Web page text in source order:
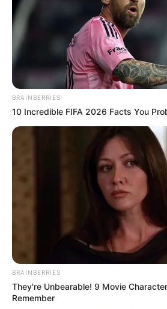
BRAINBERRIES
10 Incredible FIFA 2026 Facts You
BRAINBERRIES
They're Unbearable! 9 Movie
Remember